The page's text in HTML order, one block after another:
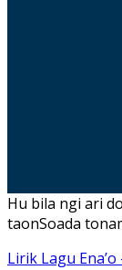
Hu bila ngi ari
taonSoada
Lirik Lagu